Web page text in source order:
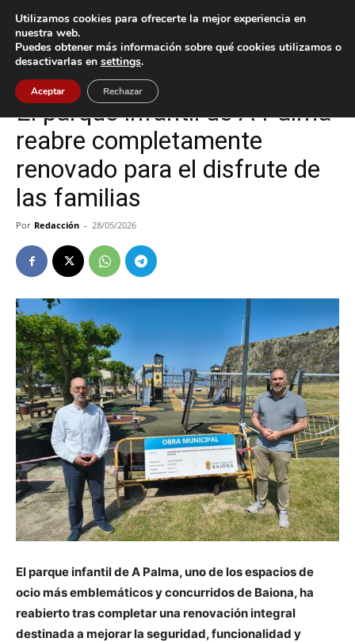
Inicio Baiona
Baiona
El parque infantil de A Palma
reabre completamente
renovado para el disfrute de
las familias
Por Redacción - 28/05/2026
El parque infantil de A Palma, uno de los espacios de
ocio más emblemáticos y concurridos de Baiona, ha
reabierto tras completar una renovación integral
destinada a mejorar la seguridad, funcionalidad y
Utilizamos cookies para ofrecerte la mejor experiencia en
nuestra web.
Puedes obtener más información sobre qué cookies utilizamos o
desactivarlas en settings.
Aceptar Rechazar